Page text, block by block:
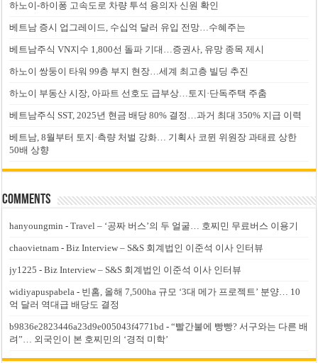
하노이-하이퐁 고속도로 차량 투석 용의자 신원 확인
베트남 증시 업그레이드, 수십억 달러 유입 전망…수혜주는
베트남주식 VN지수 1,800선 돌파 기대…증권사, 유망 종목 제시
하노이 쌍둥이 타워 99층 부지 현장…세계 최고층 빌딩 추진
하노이 부동산 시장, 아파트 선호도 급부상…토지·단독주택 주춤
베트남주식 SST, 2025년 현금 배당 80% 결정…과거 최대 350% 지급 이력
베트남, 8월부터 토지·측량 처벌 강화… 기획사 코뮌 위원장 과태료 상한
50배 상향
Comments
hanyoungmin -Travel – ‘공짜 버스’의 두 얼굴… 호찌민 무료버스 이용기
chaovietnam -Biz Interview – S&S 회계법인 이준석 이사 인터뷰
jy1225 -Biz Interview – S&S 회계법인 이준석 이사 인터뷰
widiyapuspabela - 빈홈, 올해 7,500ha 규모 ‘3대 메가 프로젝트’ 분양… 10
억 달러 역대급 배당도 결정
b9836e2823446a23d9e005043f4771bd -“빨간불에 빵빵? 서구와는 다른 배
려”… 외국인이 본 호찌민의 ‘경적 미학’